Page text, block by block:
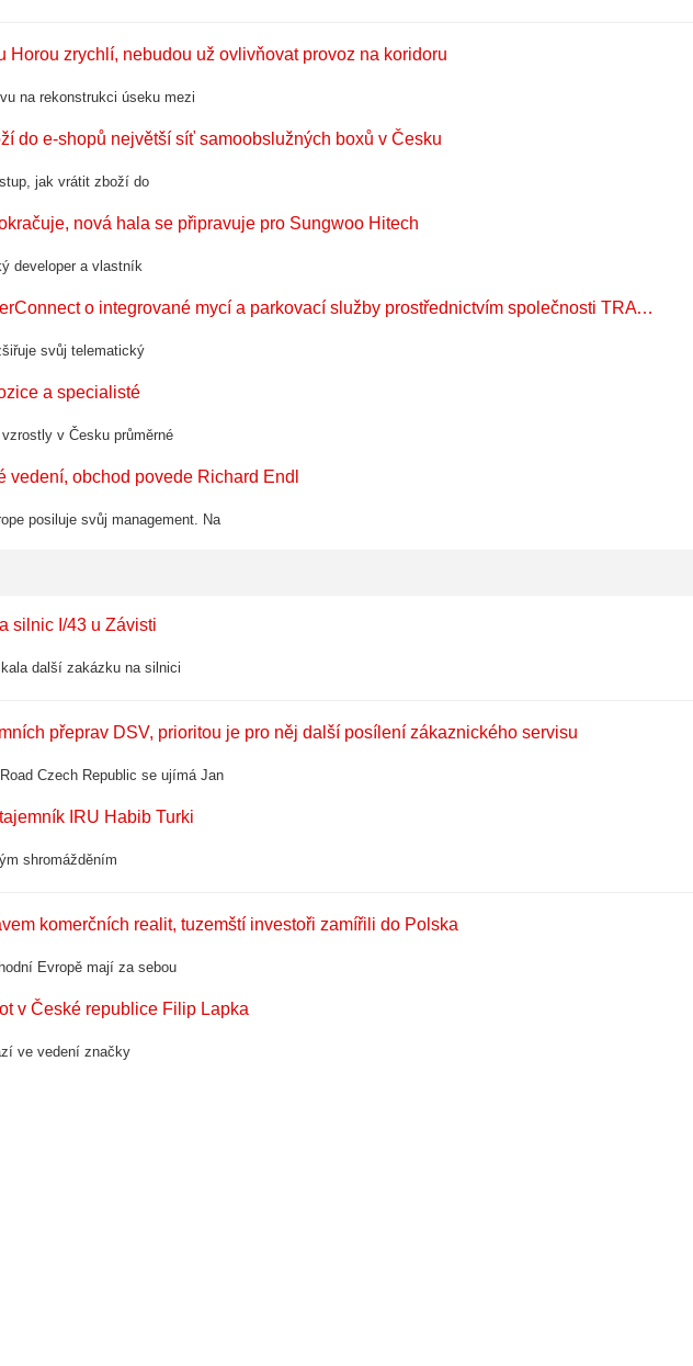
Horou zrychlí, nebudou už ovlivňovat provoz na koridoru
na rekonstrukci úseku mezi
do e-shopů největší síť samoobslužných boxů v Česku
jak vrátit zboží do
nová hala se připravuje pro Sungwoo Hitech
developer a vlastník
​Schmitz Cargobull rozšiřuje TrailerConnect o integrované mycí a parkovací služby prostřednictvím společnosti TRAVIS
svůj telematický
a specialisté
v Česku průměrné
obchod povede Richard Endl
posiluje svůj management. Na
silnic I/43 u Závisti
další zakázku na silnici
přeprav DSV, prioritou je pro něj další posílení zákaznického servisu
Czech Republic se ujímá Jan
IRU Habib Turki
shromážděním
komerčních realit, tuzemští investoři zamířili do Polska
Evropě mají za sebou
v České republice Filip Lapka
ve vedení značky